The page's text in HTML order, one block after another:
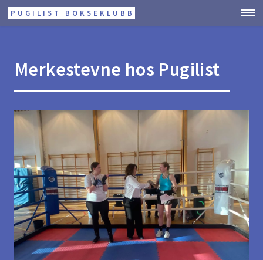
PUGILIST BOKSEKLUBB
Merkestevne hos Pugilist